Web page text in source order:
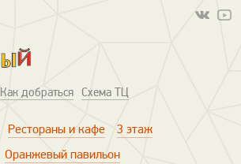
Как добраться Схема ТЦ
Рестораны и кафе
3 этаж
Оранжевый павильон